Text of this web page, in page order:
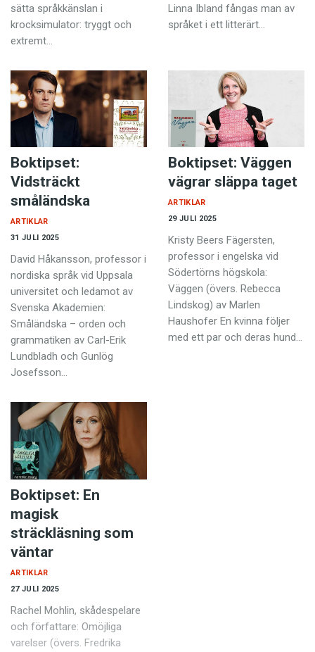
sätta språk­känslan i
krocksimulator: tryggt och
extremt…
Linna Ibland fångas man av
språket i ett litterärt…
Boktipset:
Vidsträckt
småländska
31 JULI 2025
ARTIKLAR
David Håkansson, professor i
nordiska språk vid Uppsala
universitet och ledamot av
Svenska Akademien:
Småländska – orden och
grammatiken av Carl-Erik
Lundbladh och Gunlög
Josefsson…
Boktipset: Väggen
vägrar släppa taget
29 JULI 2025
ARTIKLAR
Kristy Beers Fägersten,
professor i engelska vid
Södertörns högskola:
Väggen (övers. Rebecca
Lindskog) av Marlen
Haushofer En kvinna följer
med ett par och deras hund…
Boktipset: En
magisk
sträckläsning som
väntar
27 JULI 2025
ARTIKLAR
Rachel Mohlin, skåde­spelare
och författare: Omöjliga
varelser (övers. Fredrika